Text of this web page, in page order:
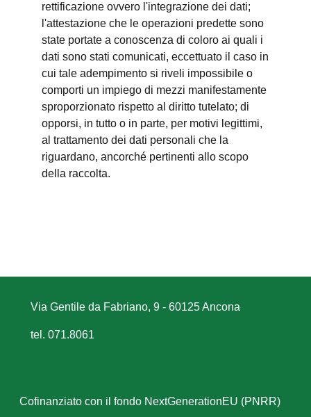
rettificazione ovvero l'integrazione dei dati;
l'attestazione che le operazioni predette sono
state portate a conoscenza di coloro ai quali i
dati sono stati comunicati, eccettuato il caso in
cui tale adempimento si riveli impossibile o
comporti un impiego di mezzi manifestamente
sproporzionato rispetto al diritto tutelato; di
opporsi, in tutto o in parte, per motivi legittimi,
al trattamento dei dati personali che la
riguardano, ancorché pertinenti allo scopo
della raccolta.
Via Gentile da Fabriano, 9 - 60125 Ancona
tel. 071.8061
Cofinanziato con il fondo NextGenerationEU (PNRR)